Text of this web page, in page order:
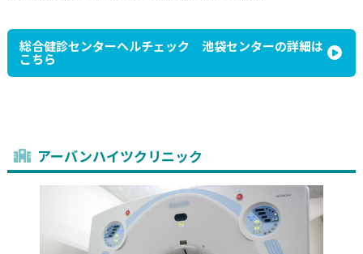
総合健診センターヘルチェック 池袋センターの詳細は
こちら
アーバンハイツクリニック